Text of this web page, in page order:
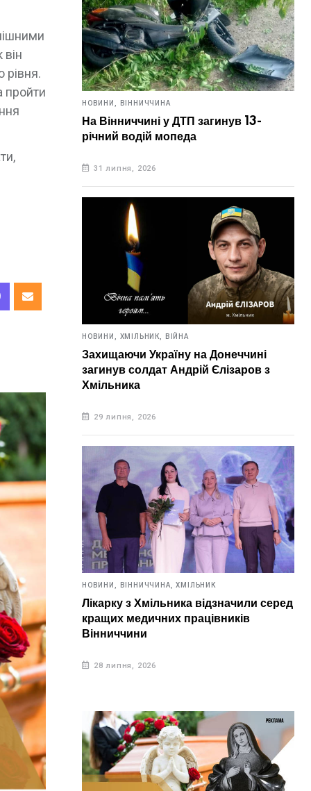
рівня.
пройти
НОВИНИ, ВІННИЧЧИНА
На Вінниччині у ДТП загинув 13-
річний водій мопеда
31 липня, 2026
НОВИНИ, ХМІЛЬНИК, ВІЙНА
Захищаючи Україну на Донеччині
загинув солдат Андрій Єлізаров з
Хмільника
29 липня, 2026
НОВИНИ, ВІННИЧЧИНА, ХМІЛЬНИК
Лікарку з Хмільника відзначили серед
кращих медичних працівників
Вінниччини
28 липня, 2026